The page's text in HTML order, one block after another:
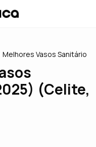
Vasos Sanitário
(Celite,